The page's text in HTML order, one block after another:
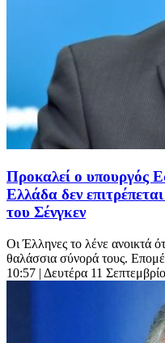
Προκαλεί ο υπουργός
Ελλάδα δεν
του Σένγκεν
Οι Έλληνες το λένε ανοικτά
θαλάσσια σύνορά τους.
10:57 | Δευτέρα 11